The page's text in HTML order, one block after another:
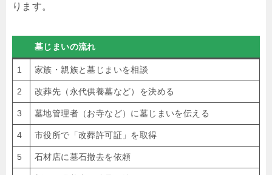
ります。
墓じまいの流れ
1 家族・親族と墓じまいを相談
2 改葬先（永代供養墓など）を決める
3 墓地管理者（お寺など）に墓じまいを伝える
4 市役所で「改葬許可証」を取得
5 石材店に墓石撤去を依頼